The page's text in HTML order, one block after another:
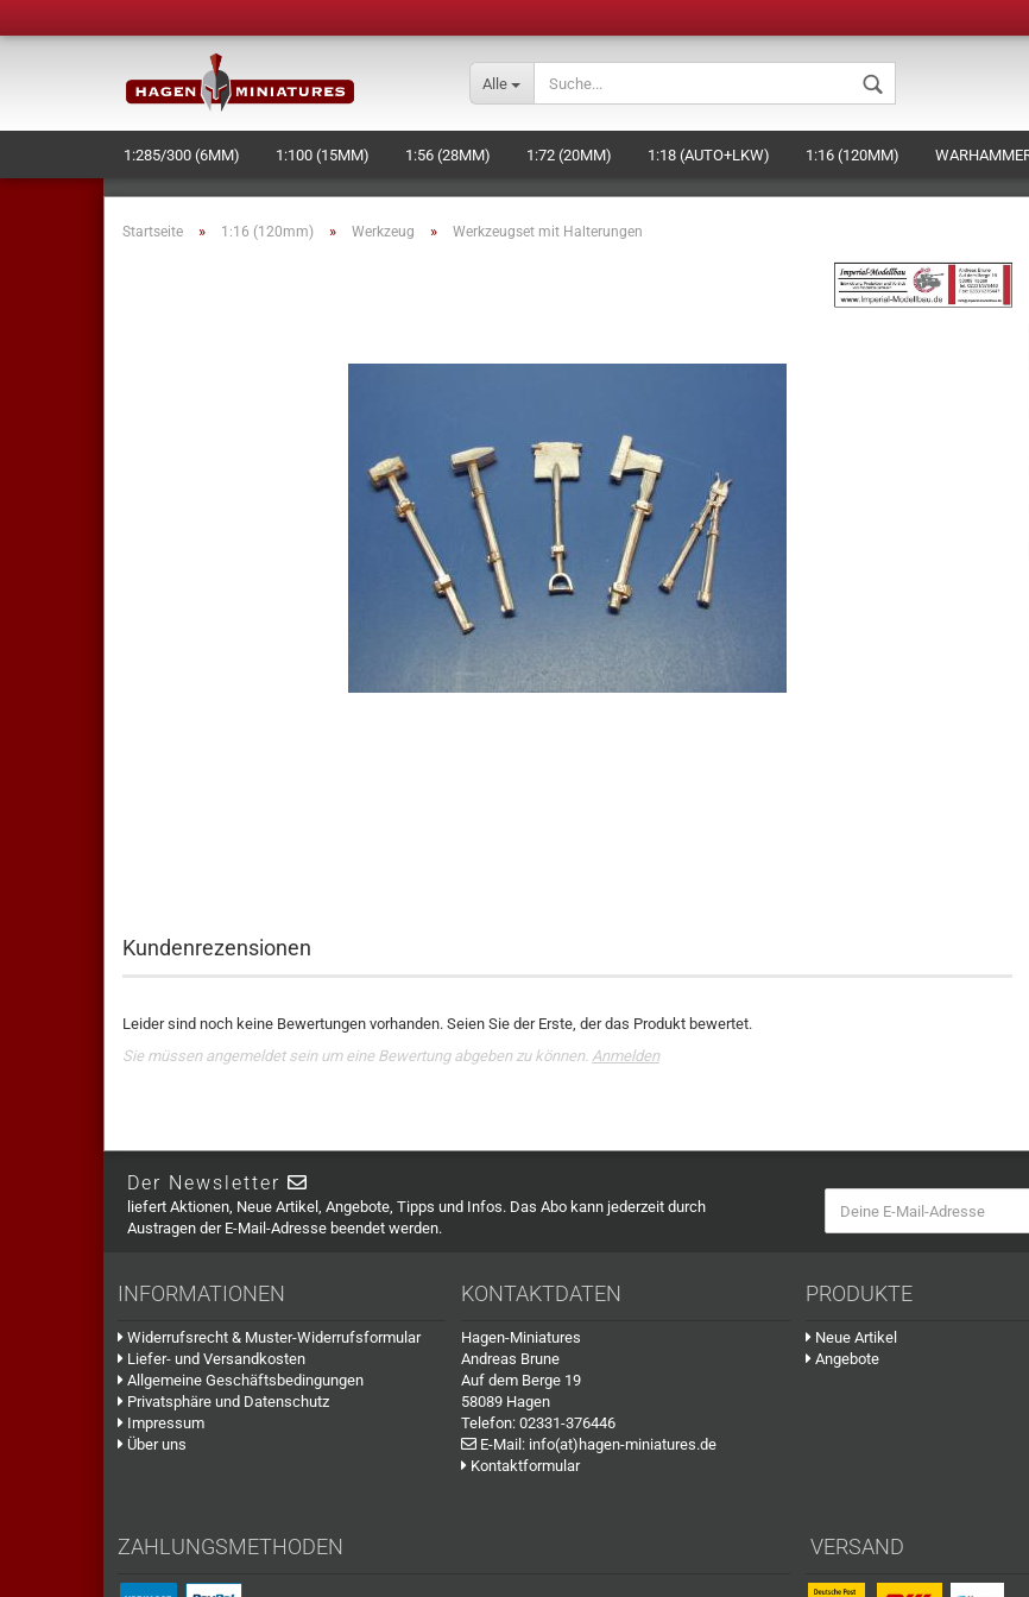
Währung
Alle
1:285/300 (6MM) 1:100 (15MM) 1:56 (28MM) 1:72 (20MM) 1:18 (AUTO+LKW) 1:16 (120MM)
SCHIFFE/RAUMSCHIFFE BASES WERKZEUG + ZUBEHÖR DAS HAGEN-MINIATURES KONZEPT (EIGENE FIGUREN
Startseite » 1:16 (120mm) » Werkzeug » Werkzeugset mit Halterungen
Kundenrezensionen
Leider sind noch keine Bewertungen vorhanden. Seien Sie der Erste, der das Produkt bewertet.
Sie müssen angemeldet sein um eine Bewertung abgeben zu können. Anmelden
Der Newsletter
liefert Aktionen, Neue Artikel, Angebote, Tipps und Infos. Das Abo kann jederzeit durch
Austragen der E-Mail-Adresse beendet werden.
INFORMATIONEN
Widerrufsrecht & Muster-Widerrufsformular
Liefer- und Versandkosten
Allgemeine Geschäftsbedingungen
Privatsphäre und Datenschutz
Impressum
Über uns
KONTAKTDATEN
Hagen-Miniatures
Andreas Brune
Auf dem Berge 19
58089 Hagen
Telefon:02331-376446
E-Mail: info(at)hagen-miniatures.de
Kontaktformular
PRODUKTE
Neue Artikel
Angebote
ZAHLUNGSMETHODEN VERSAND